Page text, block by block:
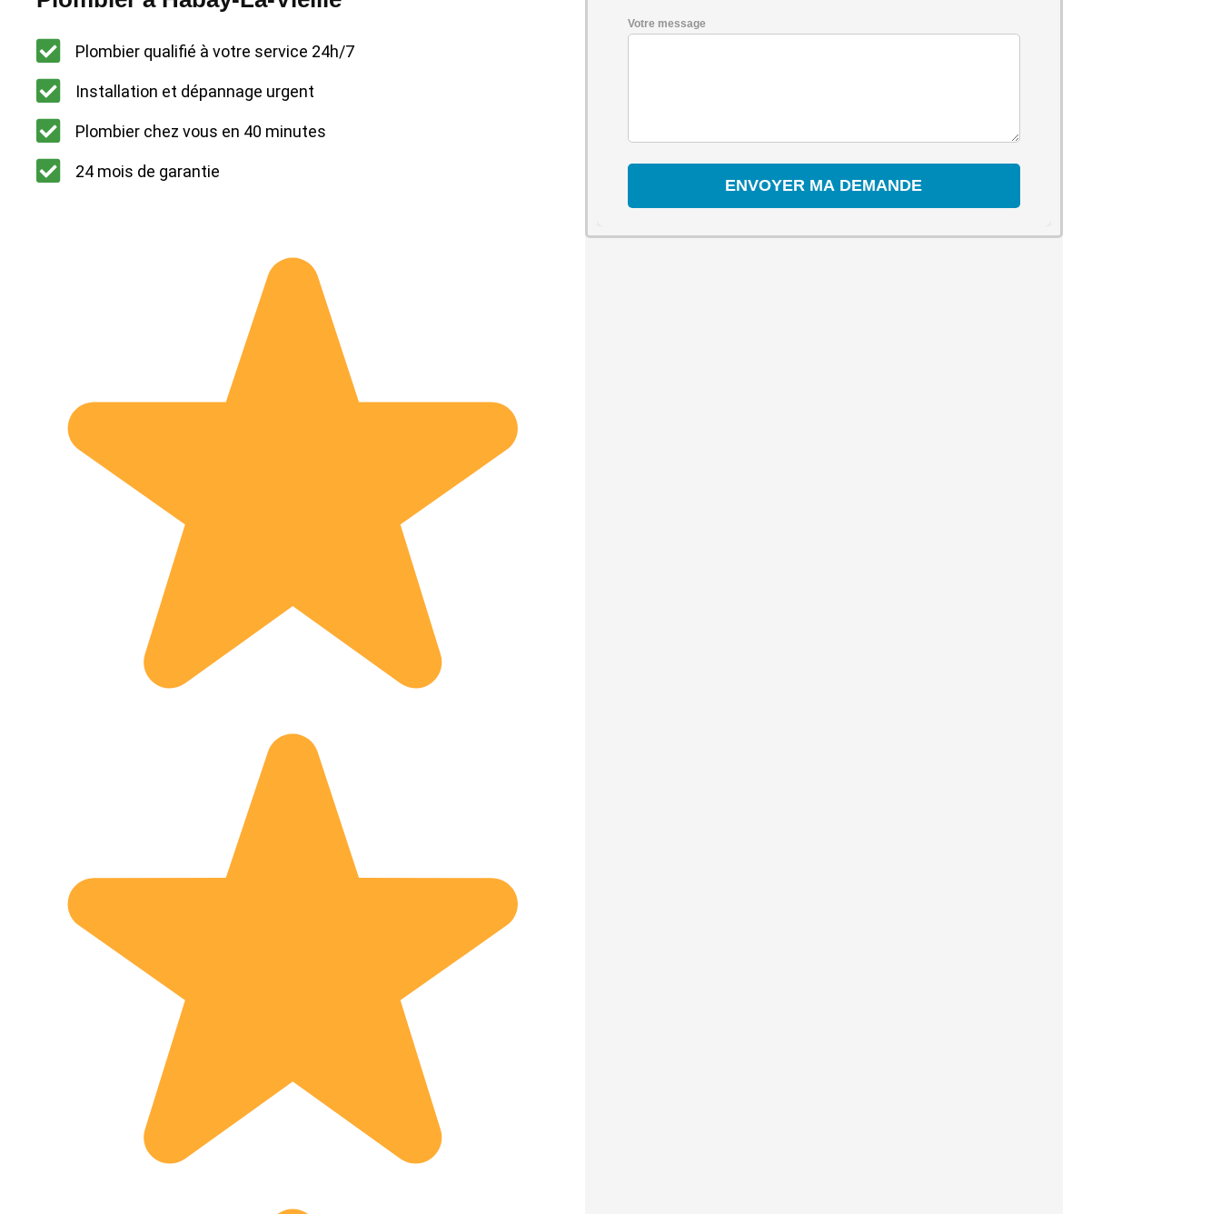
Plombier qualifié à votre service 24h/7
Installation et dépannage urgent
Plombier chez vous en 40 minutes
24 mois de garantie
Votre message